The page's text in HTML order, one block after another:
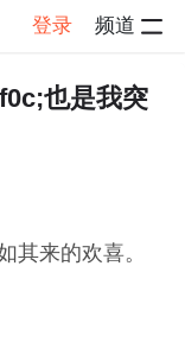
登录 频道
情
也是我突
其来的欢喜。